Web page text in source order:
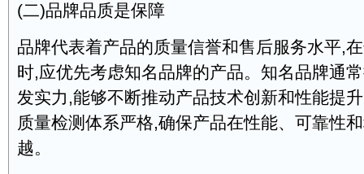
(二)品牌品质是保障
品牌代表着产品的质量信誉和售后服务水平,
时,应优先考虑知名品牌的产品。知名品牌通
发实力,能够不断推动产品技术创新和性能提
质量检测体系严格,确保产品在性能、可靠性
越。